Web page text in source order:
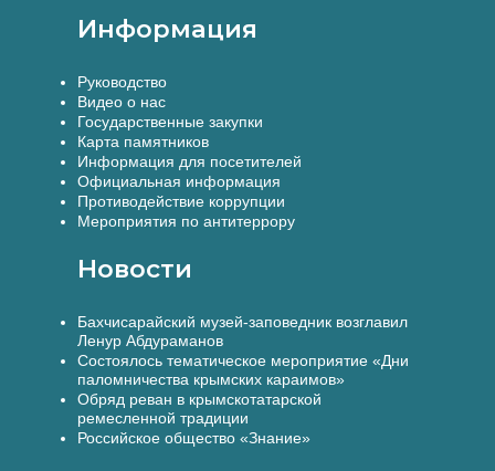
Информация
Руководство
Видео о нас
Государственные закупки
Карта памятников
Информация для посетителей
Официальная информация
Противодействие коррупции
Мероприятия по антитеррору
Новости
Бахчисарайский музей-заповедник возглавил
Ленур Абдураманов
Состоялось тематическое мероприятие «Дни
паломничества крымских караимов»
Обряд реван в крымскотатарской
ремесленной традиции
Российское общество «Знание»